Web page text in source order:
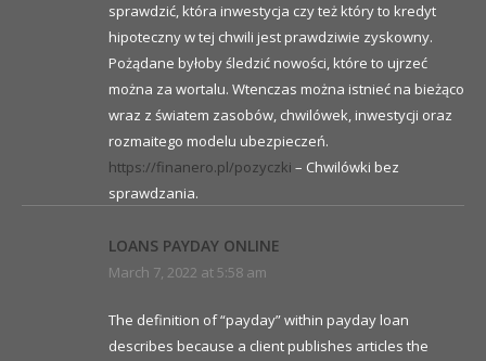
sprawdzić, która inwestycja czy też który to kredyt
hipoteczny w tej chwili jest prawdziwie zyskowny.
Pożądane byłoby śledzić nowości, które to ujrzeć
można za wortalu. Wtenczas można istnieć na bieżąco
wraz z światem zasobów, chwilówek, inwestycji oraz
rozmaitego modelu ubezpieczeń.
https://finanero.pl/pozyczki – Chwilówki bez
sprawdzania.
LOANS PAYDAY ONLINE
March 7, 2022 at 5:58 am
The definition of “payday” within payday loan
describes because a client publishes articles the